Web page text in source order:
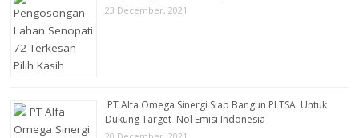
23 December, 2021
PT Alfa Omega Sinergi Siap Bangun PLTSA Untuk
Dukung Target Nol Emisi Indonesia